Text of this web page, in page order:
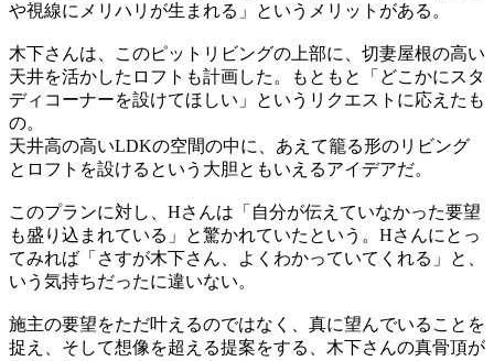
や視線にメリハリが生まれる」というメリットがある。
木下さんは、このピットリビングの上部に、切妻屋根の高い
天井を活かしたロフトも計画した。もともと「どこかにスタ
ディコーナーを設けてほしい」というリクエストに応えたも
の。
天井高の高いLDKの空間の中に、あえて籠る形のリビング
とロフトを設けるという大胆ともいえるアイデアだ。
このプランに対し、Hさんは「自分が伝えていなかった要望
も盛り込まれている」と驚かれていたという。Hさんにとっ
てみれば「さすが木下さん、よくわかっていてくれる」と、
いう気持ちだったに違いない。
施主の要望をただ叶えるのではなく、真に望んでいることを
捉え、そして想像を超える提案をする、木下さんの真骨頂が